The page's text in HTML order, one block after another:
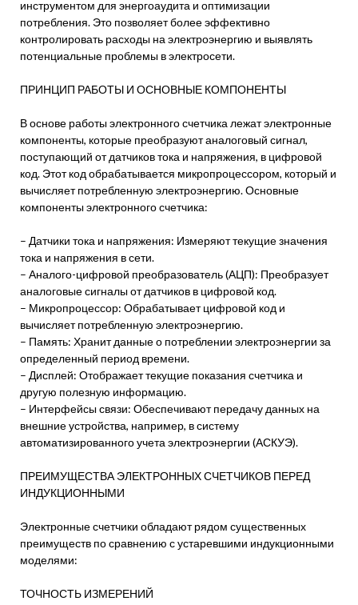
инструментом для энергоаудита и оптимизации
потребления. Это позволяет более эффективно
контролировать расходы на электроэнергию и выявлять
потенциальные проблемы в электросети.
ПРИНЦИП РАБОТЫ И ОСНОВНЫЕ КОМПОНЕНТЫ
В основе работы электронного счетчика лежат электронные
компоненты, которые преобразуют аналоговый сигнал,
поступающий от датчиков тока и напряжения, в цифровой
код. Этот код обрабатывается микропроцессором, который и
вычисляет потребленную электроэнергию. Основные
компоненты электронного счетчика:
– Датчики тока и напряжения: Измеряют текущие значения
тока и напряжения в сети.
– Аналого-цифровой преобразователь (АЦП): Преобразует
аналоговые сигналы от датчиков в цифровой код.
– Микропроцессор: Обрабатывает цифровой код и
вычисляет потребленную электроэнергию.
– Память: Хранит данные о потреблении электроэнергии за
определенный период времени.
– Дисплей: Отображает текущие показания счетчика и
другую полезную информацию.
– Интерфейсы связи: Обеспечивают передачу данных на
внешние устройства, например, в систему
автоматизированного учета электроэнергии (АСКУЭ).
ПРЕИМУЩЕСТВА ЭЛЕКТРОННЫХ СЧЕТЧИКОВ ПЕРЕД
ИНДУКЦИОННЫМИ
Электронные счетчики обладают рядом существенных
преимуществ по сравнению с устаревшими индукционными
моделями:
ТОЧНОСТЬ ИЗМЕРЕНИЙ